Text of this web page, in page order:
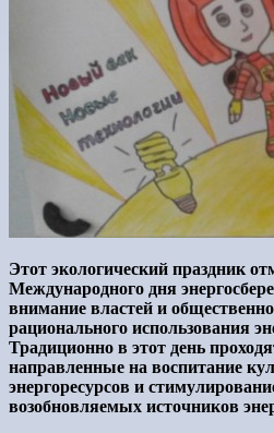
Этот экологический праздник
Международного дня
внимание властей и
рационального использования
Традиционно в этот день
направленные на воспитание
энергоресурсов и
возобновляемых источников